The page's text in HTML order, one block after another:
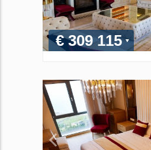
€ 309 115